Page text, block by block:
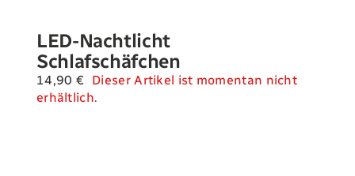
LED-Nachtlicht
Schlafschäfchen
14,90 € Dieser Artikel ist momentan nicht
erhältlich.